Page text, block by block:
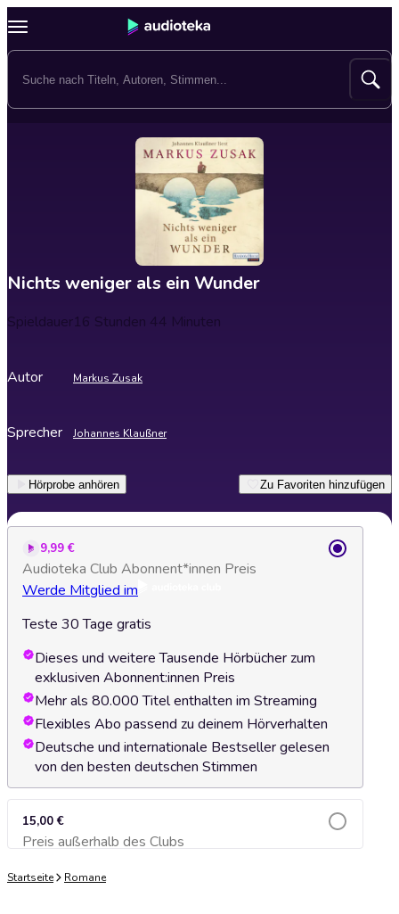
Nichts weniger als ein Wunder
Spieldauer16 Stunden 44 Minuten
Autor Markus Zusak
Sprecher Johannes Klaußner
Hörprobe anhören Zu Favoriten hinzufügen
9,99 €
Audioteka Club Abonnent*innen Preis
Werde Mitglied im
Teste 30 Tage gratis
Dieses und weitere Tausende Hörbücher zum
exklusiven Abonnent:innen Preis
Mehr als 80.000 Titel enthalten im Streaming
Flexibles Abo passend zu deinem Hörverhalten
Deutsche und internationale Bestseller gelesen
von den besten deutschen Stimmen
15,00 €
Preis außerhalb des ClubsZum Warenkorb hinzufügen
Startseite Romane